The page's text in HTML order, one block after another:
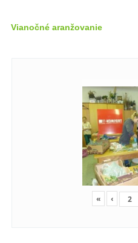
Vianočné aranžovanie
« ‹